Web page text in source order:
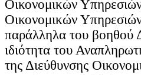
Οικονομικών
Οικονομικών
παράλληλα του βοηθού
ιδιότητα του
της Διεύθυνσης